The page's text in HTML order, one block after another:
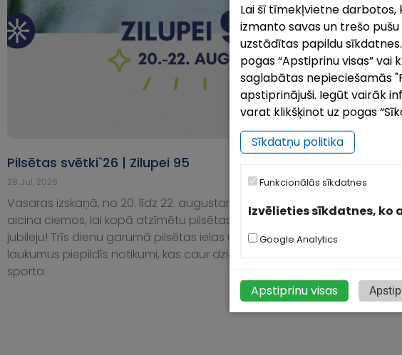
Pilsētas svētki`26 | Zilupei 95
28.Jul, 2026
Vasaras izskaņā, no 20. līdz 22. augustam, Zilupe
aicina ciemos, lai kopā atzīmētu pilsētas 95 gadu
jubileju! Trīs dienu garumā pilsētas ielas un
laukumus piepildīs notikumi, kas caur dziesmām,
sporta
26.Jul, 2026
Kā ierasts,
svētkiem aicina
Šogad Ludza
Lai šī tīmekļvietne
izmanto savas un trešo
uzstādītas papildu
pogas “Apstiprinu visas” vai
saglabātas nepieciešamās
apstiprinājuši. Iegūt vairāk
varat klikšķinot uz pogas
Sīkdatņu politika
Funkcionālās sīkdatnes
Izvēlieties sīkdatnes, ko
Google Analytics
Apstiprinu visas